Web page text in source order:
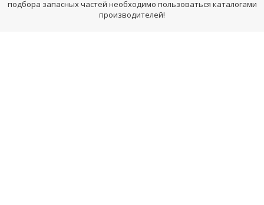
подбора запасных частей необходимо пользоваться каталогами
производителей!